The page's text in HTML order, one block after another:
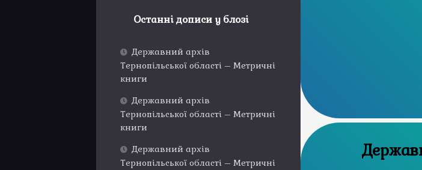
Останні дописи у блозі
Державний архів
Тернопільської області – Метричні
книги
Державний архів
Тернопільської області – Метричні
книги
Державний архів
Тернопільської області – Метричні